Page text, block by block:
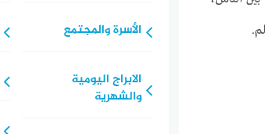
الأسرة والمجتمع
الابراج اليومية
والشهرية